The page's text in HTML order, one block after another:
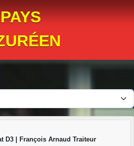
D3 | François Arnaud Traiteur